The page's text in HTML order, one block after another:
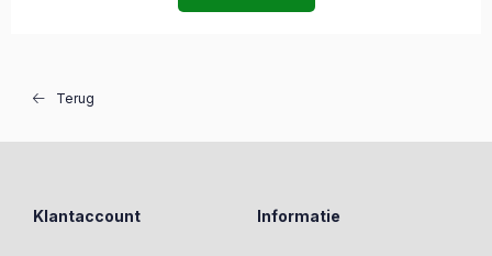
Terug
Klantaccount Informatie